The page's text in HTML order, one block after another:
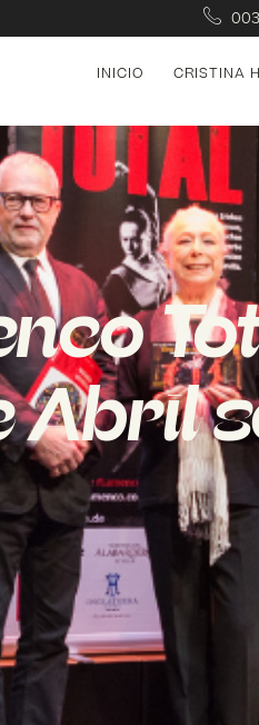
INICIO CRISTINA
Abril